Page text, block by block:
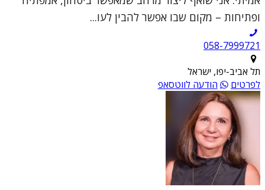
ופתיחות – מקום שבו אפשר להבין לעו...
תל אביב-יפו, ישראל
לפרטים
הודעה לווטסאפ